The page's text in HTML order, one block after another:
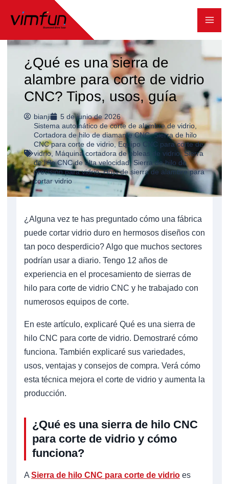
contenido
¿Qué es una sierra de
alambre para corte de vidrio
CNC? Tipos, usos, guía
bianji
5 de junio de 2026
Sistema automático de corte de alambre de vidrio,
Cortadora de hilo de diamante CNC,Sierra de hilo
CNC para corte de vidrio,Equipo CNC para corte de
vidrio, Máquina cortadora de obleas de vidrio,Sierra
de hilo CNC de alta velocidad,Sierra de hilo de
precisión para vidrio,Hoja de sierra de alambre para
cortar vidrio
¿Alguna vez te has preguntado cómo una fábrica
puede cortar vidrio duro en hermosos diseños con
tan poco desperdicio? Algo que muchos sectores
podrían usar a diario. Tengo 12 años de
experiencia en el procesamiento de sierras de
hilo para corte de vidrio CNC y he trabajado con
numerosos equipos de corte.
En este artículo, explicaré Qué es una sierra de
hilo CNC para corte de vidrio. Demostraré cómo
funciona. También explicaré sus variedades,
usos, ventajas y consejos de compra. Verá cómo
esta técnica mejora el corte de vidrio y aumenta la
producción.
¿Qué es una sierra de hilo CNC
para corte de vidrio y cómo
funciona?
A Sierra de hilo CNC para corte de vidrio es